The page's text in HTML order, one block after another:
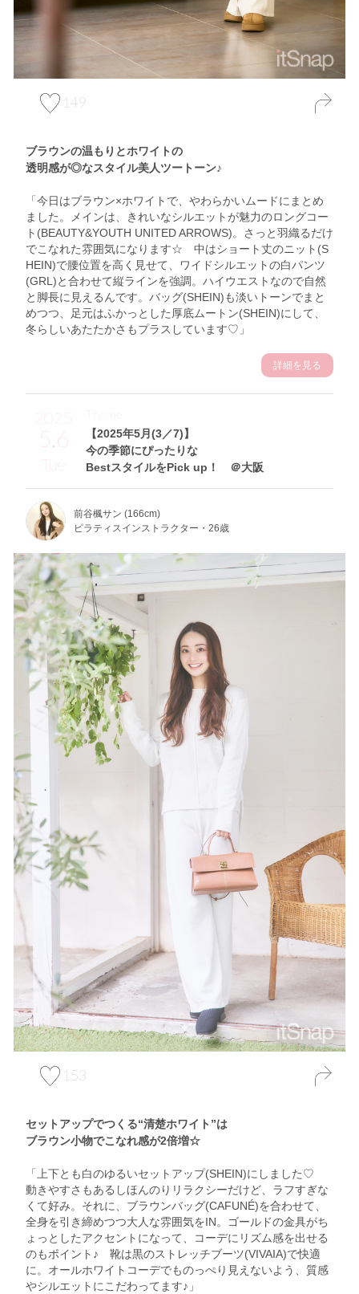
149
ブラウンの温もりとホワイトの
透明感が◎なスタイル美人ツートーン♪
「今日はブラウン×ホワイトで、やわらかいムードにまとめ
ました。メインは、きれいなシルエットが魅力のロングコー
ト(BEAUTY&YOUTH UNITED ARROWS)。さっと羽織るだけ
でこなれた雰囲気になります☆ 中はショート丈のニット(S
HEIN)で腰位置を高く見せて、ワイドシルエットの白パンツ
(GRL)と合わせて縦ラインを強調。ハイウエストなので自然
と脚長に見えるんです。バッグ(SHEIN)も淡いトーンでまと
めつつ、足元はふかっとした厚底ムートン(SHEIN)にして、
冬らしいあたたかさもプラスしています♡」
詳細を見る
2025
5.6
Tue
【2025年5月(3／7)】
今の季節にぴったりな
BestスタイルをPick up！ ＠大阪
Theme
前谷楓サン (166cm)
ピラティスインストラクター・26歳
153
セットアップでつくる“清楚ホワイト”は
ブラウン小物でこなれ感が2倍増☆
「上下とも白のゆるいセットアップ(SHEIN)にしました♡
動きやすさもあるしほんのりリラクシーだけど、ラフすぎな
くて好み。それに、ブラウンバッグ(CAFUNÉ)を合わせて、
全身を引き締めつつ大人な雰囲気をIN。ゴールドの金具がち
ょっとしたアクセントになって、コーデにリズム感を出せる
のもポイント♪ 靴は黒のストレッチブーツ(VIVAIA)で快適
に。オールホワイトコーデでものっぺり見えないよう、質感
やシルエットにこだわってます♪」